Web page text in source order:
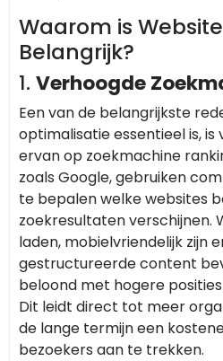
Waarom is
Belangrijk?
1. Verhoogde
Een van de belangrijkste
optimalisatie essentieel is, is
ervan op zoekmachine
zoals Google, gebruiken
te bepalen welke websites
zoekresultaten verschijnen.
laden, mobielvriendelijk zijn
gestructureerde content
beloond met hogere
Dit leidt direct tot meer
de lange termijn een
bezoekers aan te trekken.